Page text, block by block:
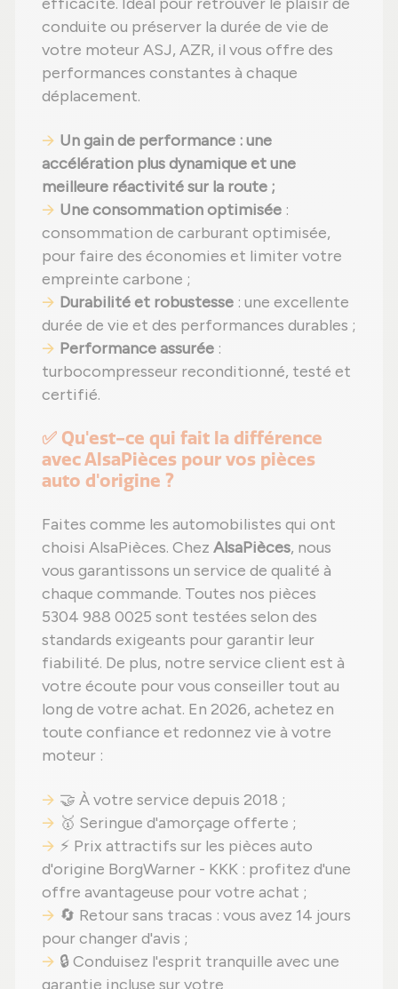
conduite ou préserver la durée de vie de
votre moteur ASJ, AZR, il vous offre des
performances constantes à chaque
déplacement.
Un gain de performance : une
accélération plus dynamique et une
meilleure réactivité sur la route ;
Une consommation optimisée :
consommation de carburant optimisée,
pour faire des économies et limiter votre
empreinte carbone ;
Durabilité et robustesse : une excellente
durée de vie et des performances durables ;
Performance assurée :
turbocompresseur reconditionné, testé et
certifié.
✅ Qu'est-ce qui fait la différence
avec AlsaPièces pour vos pièces
auto d'origine ?
Faites comme les automobilistes qui ont
choisi AlsaPièces. Chez AlsaPièces, nous
vous garantissons un service de qualité à
chaque commande. Toutes nos pièces
5304 988 0025 sont testées selon des
standards exigeants pour garantir leur
fiabilité. De plus, notre service client est à
votre écoute pour vous conseiller tout au
long de votre achat. En 2026, achetez en
toute confiance et redonnez vie à votre
moteur :
🤝 À votre service depuis 2018 ;
🥇 Seringue d'amorçage offerte ;
⚡ Prix attractifs sur les pièces auto
d'origine BorgWarner - KKK : profitez d'une
offre avantageuse pour votre achat ;
🔄 Retour sans tracas : vous avez 14 jours
pour changer d'avis ;
🔒 Conduisez l'esprit tranquille avec une
garantie incluse sur votre